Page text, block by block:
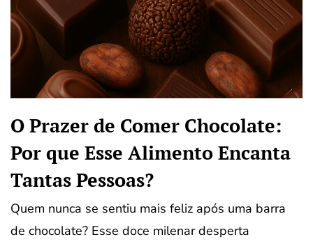
O Prazer de Comer Chocolate:
Por que Esse Alimento Encanta
Tantas Pessoas?
Quem nunca se sentiu mais feliz após uma barra
de chocolate? Esse doce milenar desperta